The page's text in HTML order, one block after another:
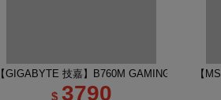
【GIGABYTE 技嘉】B760M GAMING PLUS
$ 3790
【